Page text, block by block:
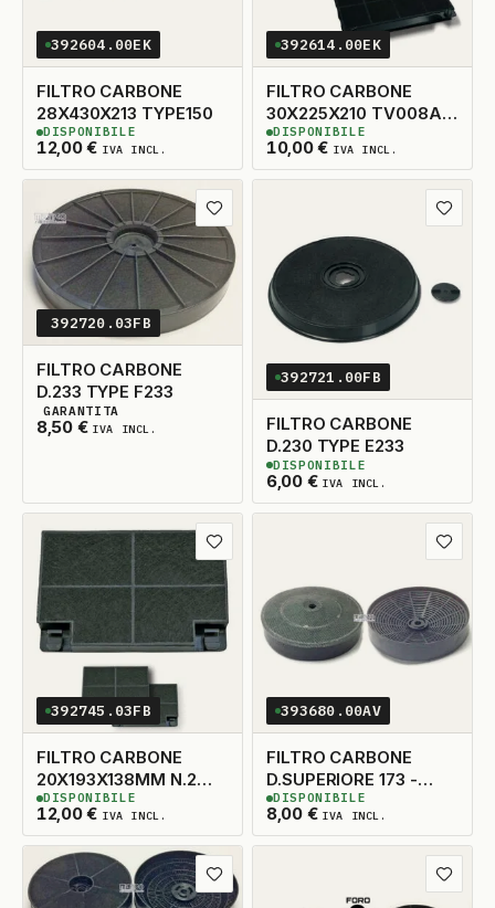
392604.00EK
FILTRO CARBONE
28X430X213 TYPE150
12,00€ IVA INCL.
4DISPONIBILI
DISPONIBILE
392614.00EK
FILTRO CARBONE
30X225X210 TV008A
ADATTABILE TYPE15
10,00€ IVA INCL.
1DISPONIBILE
DISPONIBILE
Aggiungi ai preferiti
392720.03FB
FILTRO CARBONE
D.233 TYPE F233
8,50 € IVA INCL.
3DISPONIBILI
GARANTITA
392721.00FB
FILTRO CARBONE
D.230 TYPE E233
6,00 € IVA INCL.
4DISPONIBILI
DISPONIBILE
Aggiungi ai preferiti
392745.03FB
FILTRO CARBONE
20X193X138MM N.2
CON INCASTRO
12,00€ IVA INCL.
2DISPONIBILI
DISPONIBILE
393680.00AV
FILTRO CARBONE
D.SUPERIORE 173 -
8,00 € IVA INCL.
4DISPONIBILI
DISPONIBILE
Aggiungi ai preferiti